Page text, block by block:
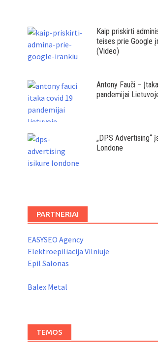
Kaip priskirti
teises prie Google
(Video)
Antony Fauči –
pandemijai
„DPS Advertising“
Londone
PARTNERIAI
EASYSEO Agency
Elektroepiliacija Vilniuje
Epil Salonas
Balex Metal
TEMOS